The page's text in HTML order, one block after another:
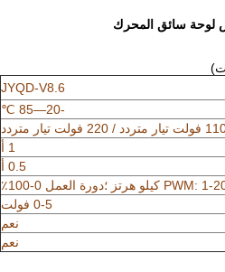
JYQD-V8.6
-20—85 ℃
تيار متردد / 220 فولت تيار متردد
1 أ
0.5 أ
0-5 فولت
نعم
نعم